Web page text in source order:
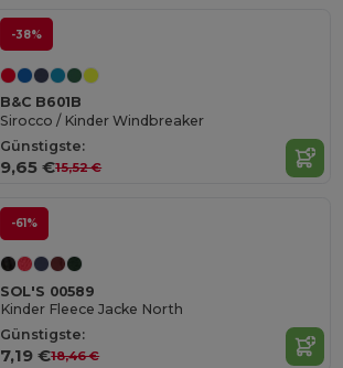
-38%
B&C B601B
Sirocco / Kinder Windbreaker
Günstigste:
9,65 €15,52 €
-61%
SOL'S 00589
Kinder Fleece Jacke North
Günstigste:
7,19 €18,46 €